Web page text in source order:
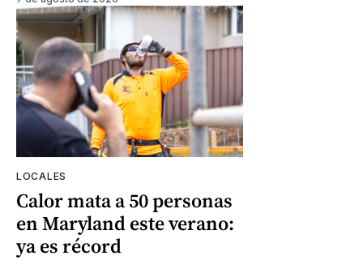
LOCALES
Calor mata a 50 personas
en Maryland este verano:
ya es récord